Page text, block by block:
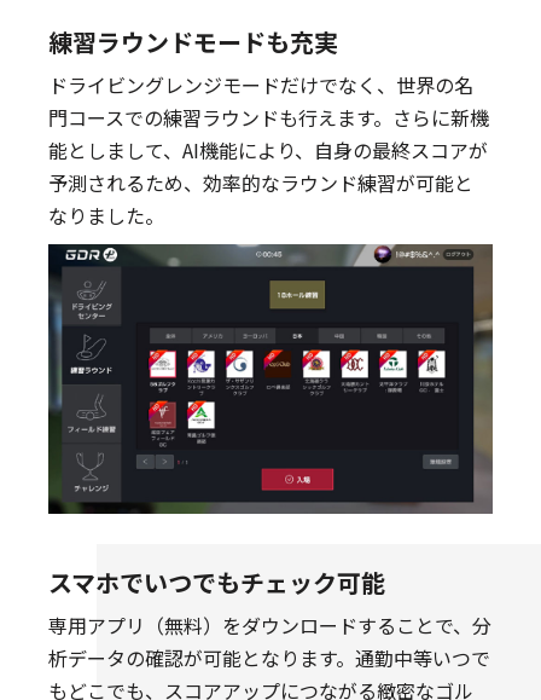
練習ラウンドモードも充実
ドライビングレンジモードだけでなく、世界の名
門コースでの練習ラウンドも行えます。さらに新機
能としまして、AI機能により、自身の最終スコアが
予測されるため、効率的なラウンド練習が可能と
なりました。
スマホでいつでもチェック可能
専用アプリ（無料）をダウンロードすることで、分
析データの確認が可能となります。通勤中等いつで
もどこでも、スコアアップにつながる緻密なゴル